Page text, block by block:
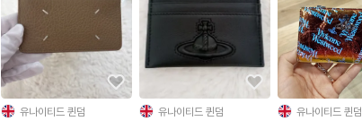
유나이티드 퀸덤
유나이티드 퀸덤
유나이티드 퀸덤